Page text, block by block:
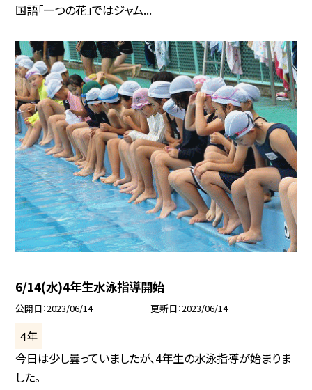
国語「一つの花」ではジャム...
6/14(水)4年生水泳指導開始
公開日 2023/06/14 更新日 2023/06/14
４年
今日は少し曇っていましたが、4年生の水泳指導が始まりま
した。